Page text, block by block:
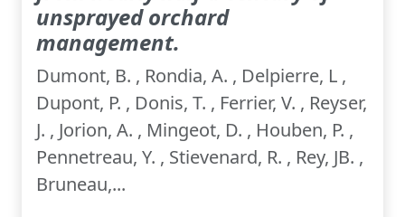
unsprayed orchard
management.
Dumont, B. , Rondia, A. , Delpierre, L ,
Dupont, P. , Donis, T. , Ferrier, V. , Reyser,
J. , Jorion, A. , Mingeot, D. , Houben, P. ,
Pennetreau, Y. , Stievenard, R. , Rey, JB. ,
Bruneau,...